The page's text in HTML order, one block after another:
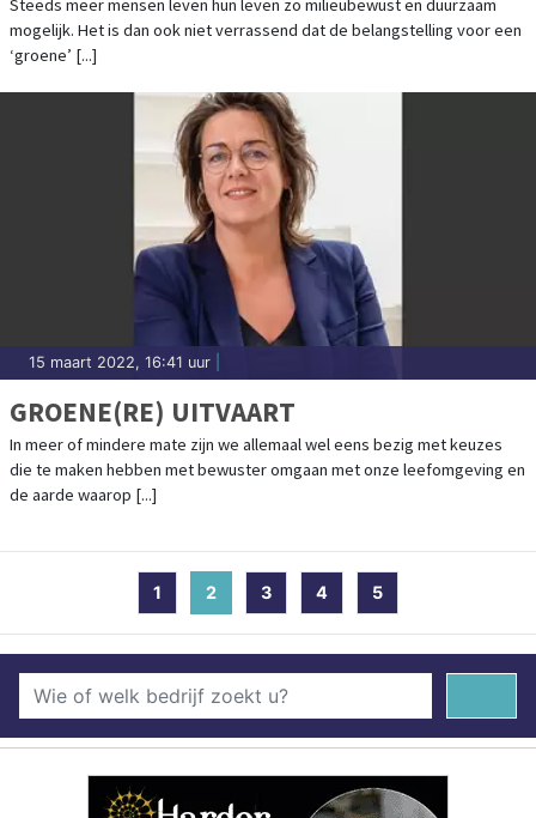
Steeds meer mensen leven hun leven zo milieubewust en duurzaam
mogelijk. Het is dan ook niet verrassend dat de belangstelling voor een
‘groene’ [...]
15 maart 2022, 16:41 uur
GROENE(RE) UITVAART
In meer of mindere mate zijn we allemaal wel eens bezig met keuzes
die te maken hebben met bewuster omgaan met onze leefomgeving en
de aarde waarop [...]
1 2 (current)
3 4 5